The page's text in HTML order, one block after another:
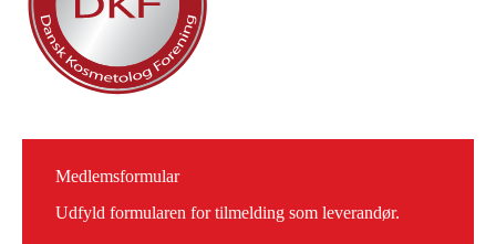
Medlemsformular
Udfyld formularen for tilmelding som leverandør.